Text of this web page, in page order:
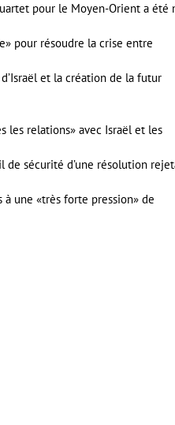
pour le Moyen-Orient a été
pour résoudre la crise entre
et la création de la futur
les relations» avec Israël et les
de sécurité d’une résolution
à une «très forte pression» de